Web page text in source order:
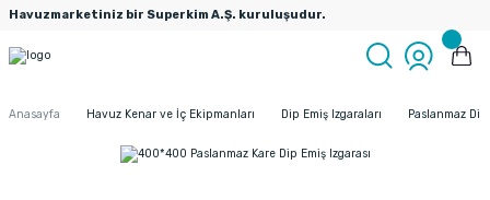
Havuzmarketiniz bir Superkim A.Ş. kuruluşudur.
Anasayfa Havuz Kenar ve İç Ekipmanları Dip Emiş Izgaraları Paslanmaz